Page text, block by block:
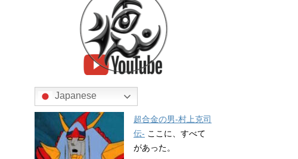
Japanese
超合金の男-村上克司
伝- ここに、すべて
があった。